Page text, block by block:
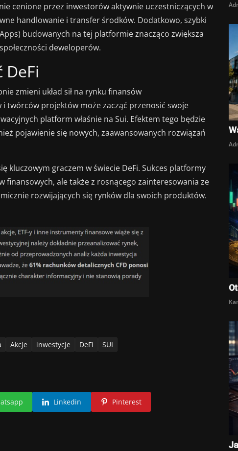
cenione przez inwestorów aktywnie uczestniczących w
handlowanie i transfer środków. Dodatkowo, szybki
budowanych na tej platformie znacząco zwiększa
deweloperów.
DeFi
zmieni układ sił na rynku finansów
twórców projektów może zacząć przenosić swoje
platform właśnie na Sui. Efektem tego będzie
pojawienie się nowych, zaawansowanych rozwiązań
kluczowym graczem w świecie DeFi. Sukces platformy
finansowych, ale także z rosnącego zainteresowania ze
rozwijających się rynków dla swoich produktów.
Akcje inwestycje DeFi SUI
Linkedin Pinterest